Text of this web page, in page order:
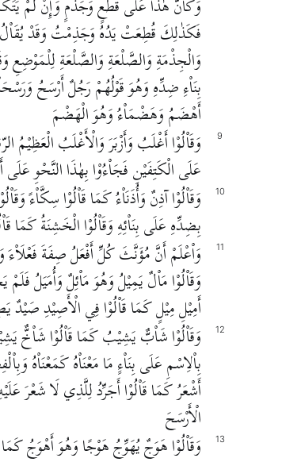
فَكَذٰلِكَ قُطِعَتْ يَدُهُ وَجَذِمْتُ وَقَدْ يُقَاْلُ
وَالْجِذْمَةِ وَالصَّلْعَةِ وَالصَّلْعَةِ لِلْمَوْضِعِ
بِنَاْءِ ضِدِّهِ وَهُوَ قَوْلُهُمْ رَجُلٌ أَرْسَحُ
أَهْضَمُ وَهَضْمَاْءُ وَهُوَ الْهَضْمَ
وَقَاْلُوْا أَغْلَبُ وَأَزْبَرَ وَالْأَغْلَبُ الْعَظِيْمُ
عَلَى الْكَتِفَيْنِ فَجَاْءُوْا بِهٰذَا النَّحْوِ
9
وَقَاْلُوْا آذِنٌ وَأُذَنَاْءُ كَمَا قَاْلُوْا سِكَّاْءً
بِضِدِّهِ عَلَى بِنَاْئِهِ وَقَاْلُوْا الْخَشِنَةُ كَمَا
10
وَاْعْلَمْ أَنَّ مُؤَنَّثَ كُلِّ أَفْعَلُ صِفَةَ
وَقَاْلُوْا مَاْلٌ يَمِيْلُ وَهُوَ مَاْئِلٌ وَأُمَيَلُ
أَمِيْلِ مِيْلٍ كَمَا قَاْلُوْا فِي الْأَصِيْدِ صَيْدٌ
11
وَقَاْلُوْا شَاْبٌّ يَشِيْبُ كَمَا قَاْلُوْا شَاْخٌّ
بِاْلاِسْمِ عَلَى بِنَاْءٍ مَا مَعْنَاْهُ كَمَعْنَاْهُ
أَشْعَرُ كَمَا قَاْلُوْا أَجَرِّدُ لِلَّذِي لَا شَعْرَ
الْأَرْسَحَ
12
وَقَاْلُوْا هَوَجٌ يُهَوِّجُ هَوْجًا وَهُوَ أَهْوَجُ كَمَا 13